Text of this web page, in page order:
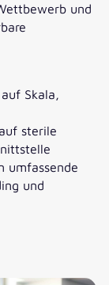
und
Skala,
sterile
umfassende
und